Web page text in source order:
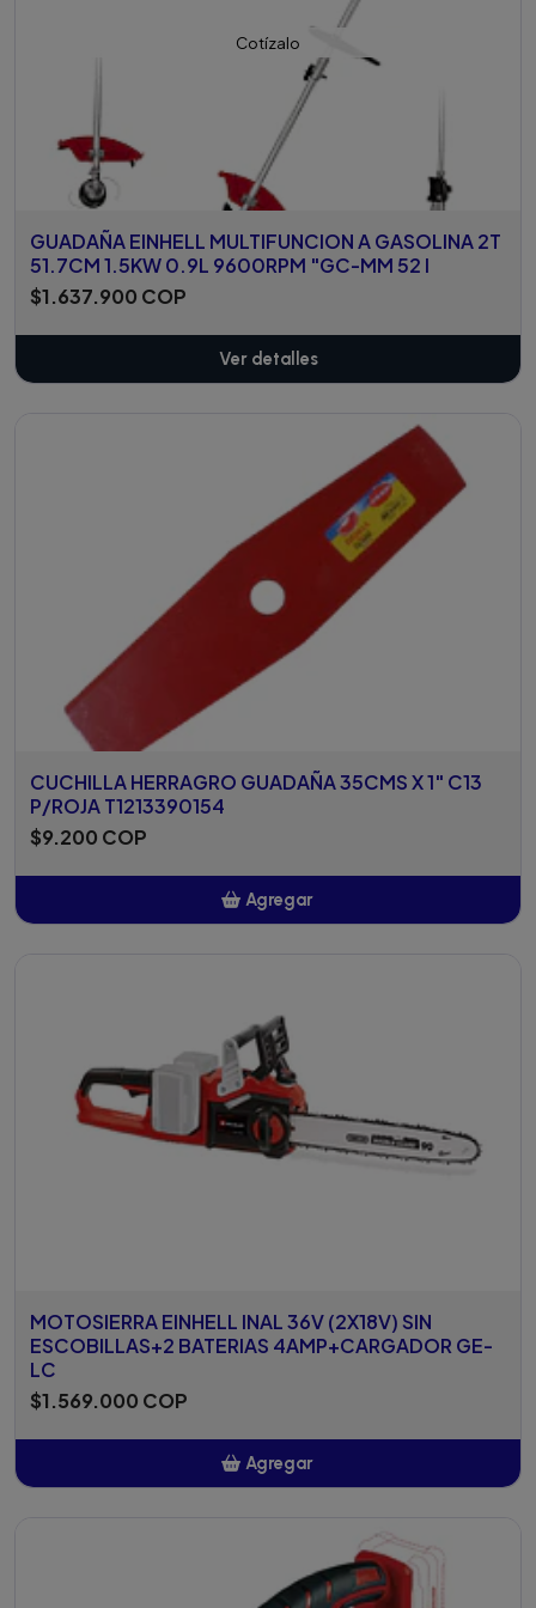
Cotízalo
GUADAÑA EINHELL MULTIFUNCION A GASOLINA 2T
51.7CM 1.5KW 0.9L 9600RPM "GC-MM 52 I
$1.637.900 COP
Ver detalles
CUCHILLA HERRAGRO GUADAÑA 35CMS X 1" C13
P/ROJA T1213390154
$9.200 COP
Agregar
MOTOSIERRA EINHELL INAL 36V (2X18V) SIN
ESCOBILLAS+2 BATERIAS 4AMP+CARGADOR GE-
LC
$1.569.000 COP
Agregar